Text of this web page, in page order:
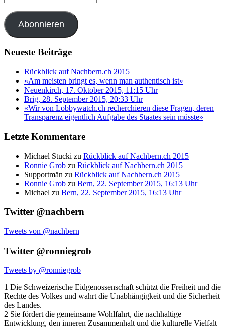
Mail-
Adresse
Abonnieren
Neueste Beiträge
Rückblick auf Nachbern.ch 2015
«Am meisten bringt es, wenn man authentisch ist»
Neuenkirch, 17. Oktober 2015, 11:15 Uhr
Brig, 28. September 2015, 20:33 Uhr
«Wir von Lobbywatch.ch recherchieren diese Fragen, deren
Transparenz eigentlich Aufgabe des Staates sein müsste»
Letzte Kommentare
Michael Stucki zu Rückblick auf Nachbern.ch 2015
Ronnie Grob zu Rückblick auf Nachbern.ch 2015
Supportmän zu Rückblick auf Nachbern.ch 2015
Ronnie Grob zu Bern, 22. September 2015, 16:13 Uhr
Michael zu Bern, 22. September 2015, 16:13 Uhr
Twitter @nachbern
Tweets von @nachbern
Twitter @ronniegrob
Tweets by @ronniegrob
1 Die Schweizerische Eidgenossenschaft schützt die Freiheit und die
Rechte des Volkes und wahrt die Unabhängigkeit und die Sicherheit
des Landes.
2 Sie fördert die gemeinsame Wohlfahrt, die nachhaltige
Entwicklung, den inneren Zusammenhalt und die kulturelle Vielfalt